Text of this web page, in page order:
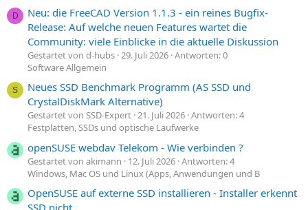
D
Neu: die FreeCAD Version 1.1.3 - ein reines Bugfix-
Release: Auf welche neuen Features wartet die
Community: viele Einblicke in die aktuelle Diskussion
Gestartet von d-hubs 29. Juli 2026 Antworten: 0
Software Allgemein
S
Neues SSD Benchmark Programm (AS SSD und
CrystalDiskMark Alternative)
Gestartet von SSD-Expert 21. Juli 2026 Antworten: 4
Festplatten, SSDs und optische Laufwerke
openSUSE webdav Telekom - Wie verbinden ?
Gestartet von akimann 12. Juli 2026 Antworten: 4
Windows, Mac OS und Linux (Apps, Anwendungen und B
OpenSUSE auf externe SSD installieren - Installer erkennt
SSD nicht